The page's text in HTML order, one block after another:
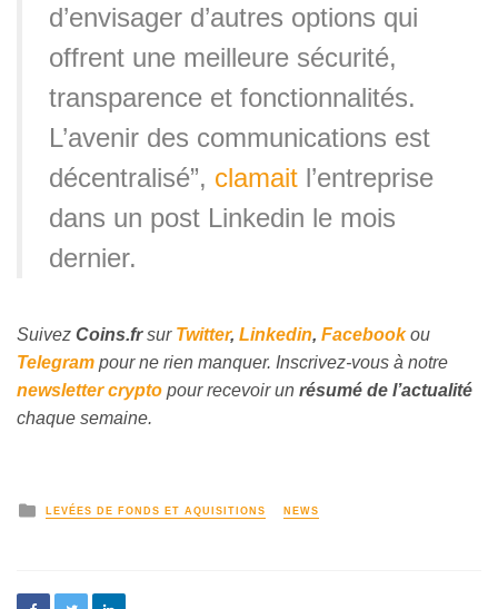
d’envisager d’autres options qui
offrent une meilleure sécurité,
transparence et fonctionnalités.
L’avenir des communications est
décentralisé”, clamait l’entreprise
dans un post Linkedin le mois
dernier.
Suivez Coins.frsur Twitter, Linkedin, Facebookou
Telegram pour ne rien manquer. Inscrivez-vous à notre
newsletter crypto pour recevoir un résumé de l’actualité
chaque semaine.
LEVÉES DE FONDS ET AQUISITIONS NEWS